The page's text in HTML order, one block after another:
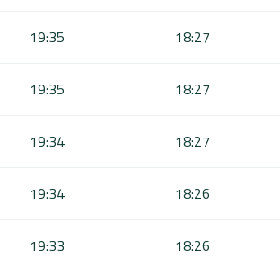
18:27
19:35
18:27
19:35
18:27
19:34
18:26
19:34
18:26
19:33